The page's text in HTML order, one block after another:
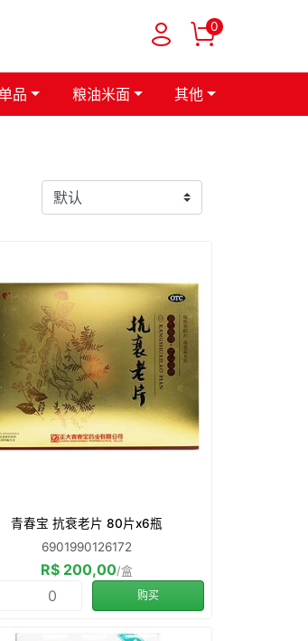
0
品 粮油米面 其他
青春宝 抗衰老片 80片x6瓶
6901990126172
R$ 200,00/盒
购买